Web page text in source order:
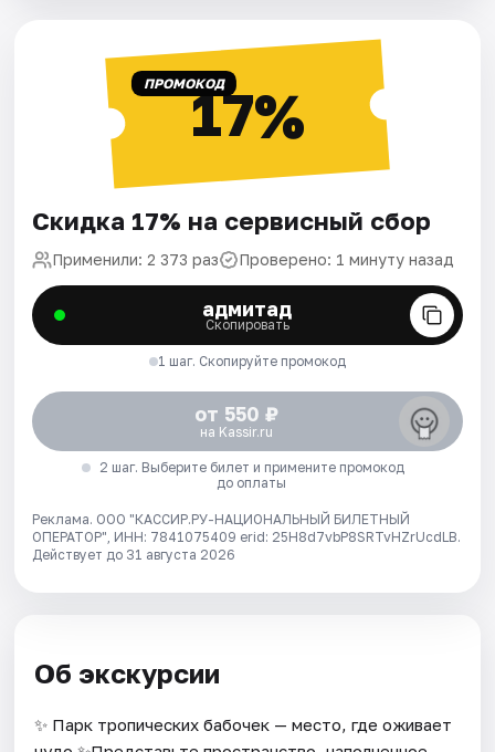
ПРОМОКОД17%
Скидка 17% на сервисный сбор
Применили: 2 373 раз Проверено: 1 минуту назад
адмитад
Скопировать
1 шаг. Скопируйте промокод
от 550 ₽
на Kassir.ru
2 шаг. Выберите билет и примените промокод
до оплаты
Реклама. ООО "КАССИР.РУ-НАЦИОНАЛЬНЫЙ БИЛЕТНЫЙ
ОПЕРАТОР", ИНН: 7841075409 erid: 25H8d7vbP8SRTvHZrUcdLB.
Действует до 31 августа 2026
Об экскурсии
✨ Парк тропических бабочек — место, где оживает